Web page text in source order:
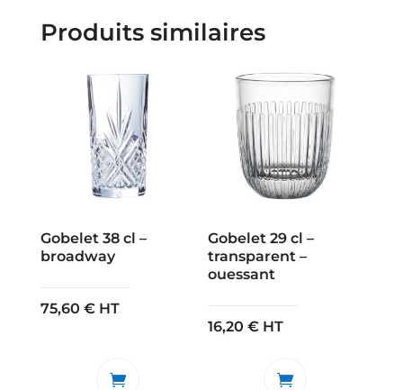
Produits similaires
Gobelet 38 cl –
broadway
75,60 € HT
Gobelet 29 cl –
transparent –
ouessant
16,20€ HT